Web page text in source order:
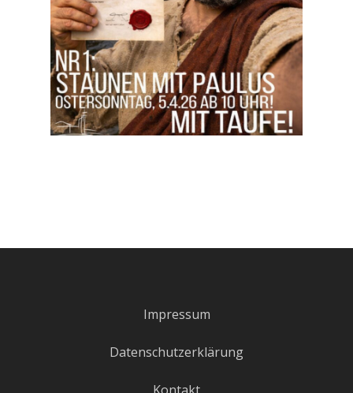
Impressum
Datenschutzerklärung